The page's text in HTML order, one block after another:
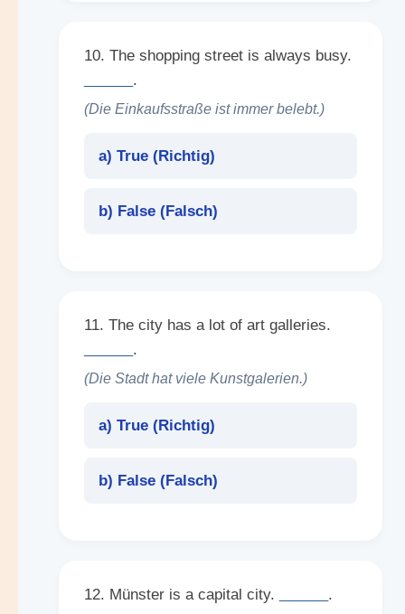
10. The shopping street is always busy.
.
(Die Einkaufsstraße ist immer belebt.)
a) True (Richtig)
b) False (Falsch)
11. The city has a lot of art galleries.
.
(Die Stadt hat viele Kunstgalerien.)
a) True (Richtig)
b) False (Falsch)
12. Münster is a capital city. .